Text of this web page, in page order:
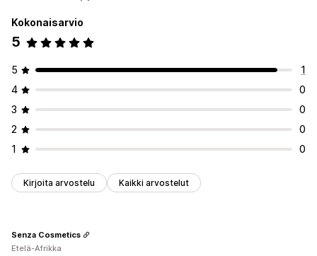
Kokonaisarvio
5
5
1
4
0
3
0
2
0
1
0
Kirjoita arvostelu Kaikki arvostelut
Senza Cosmetics
Etelä-Afrikka